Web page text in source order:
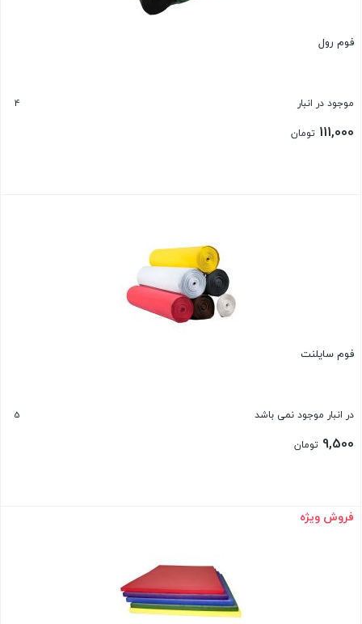
فوم رول
موجود در انبار 4
111,000 تومان
فوم سایلنت
در انبار موجود نمی باشد 5
9,500 تومان
بستن
فروش ویژه